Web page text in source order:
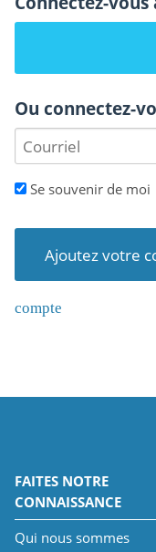
Ou connectez-
Se souvenir de moi
compte
FAITES NOTRE
CONNAISSANCE
Qui nous sommes